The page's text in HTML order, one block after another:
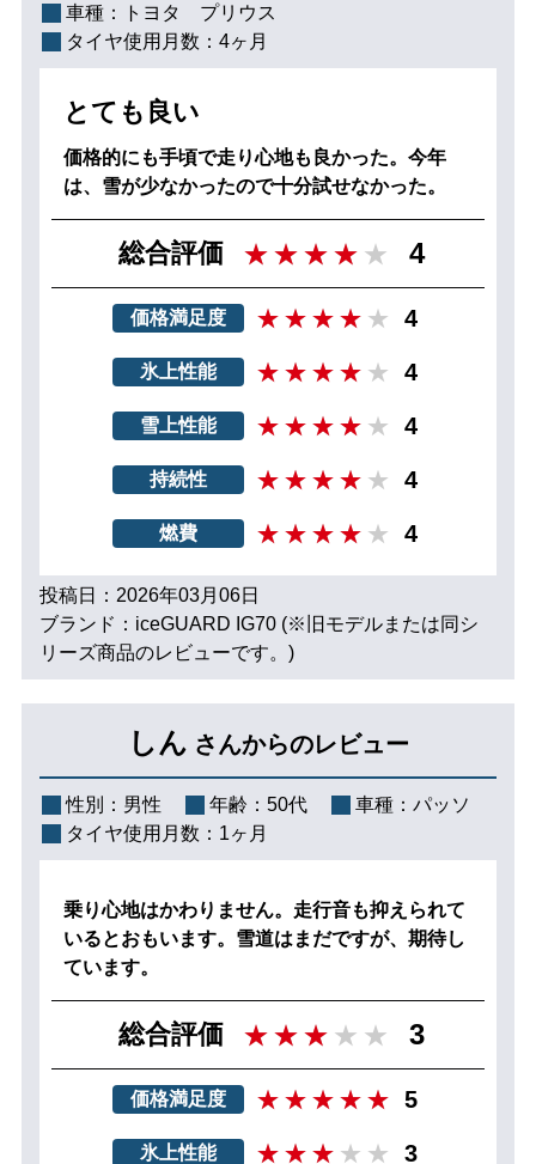
車種：
トヨタ プリウス
タイヤ使用月数： 4ヶ月
とても良い
価格的にも手頃で走り心地も良かった。今年
は、雪が少なかったので十分試せなかった。
総合評価 4
価格満足度 4
氷上性能 4
雪上性能 4
持続性 4
燃費 4
投稿日：2026年03月06日
ブランド：iceGUARD IG70 (※旧モデルまたは同シ
リーズ商品のレビューです。)
しん さんからのレビュー
性別： 男性 年齢： 50代 車種： パッソ
タイヤ使用月数： 1ヶ月
乗り心地はかわりません。走行音も抑えられて
いるとおもいます。雪道はまだですが、期待し
ています。
総合評価 3
価格満足度 5
氷上性能 3